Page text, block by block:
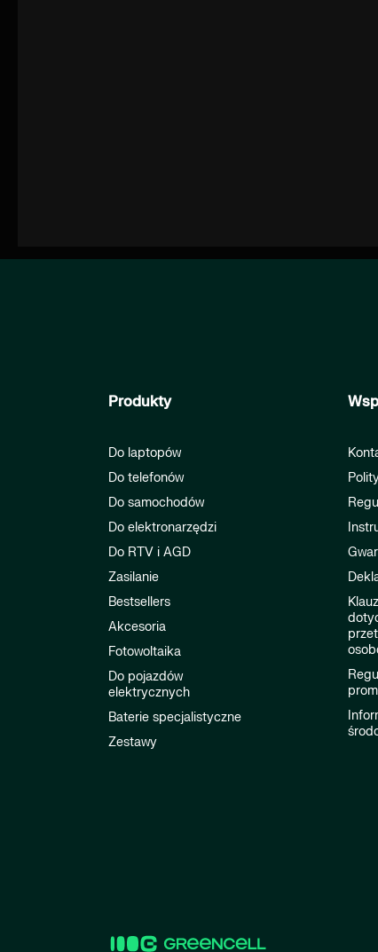
Produkty
Do laptopów
Do telefonów
Do samochodów
Do elektronarzędzi
Do RTV i AGD
Zasilanie
Bestsellers
Akcesoria
Fotowoltaika
Do pojazdów
elektrycznych
Baterie specjalistyczne
Zestawy